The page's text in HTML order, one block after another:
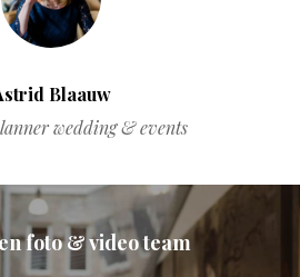
Blaauw
wedding & events
foto & video team